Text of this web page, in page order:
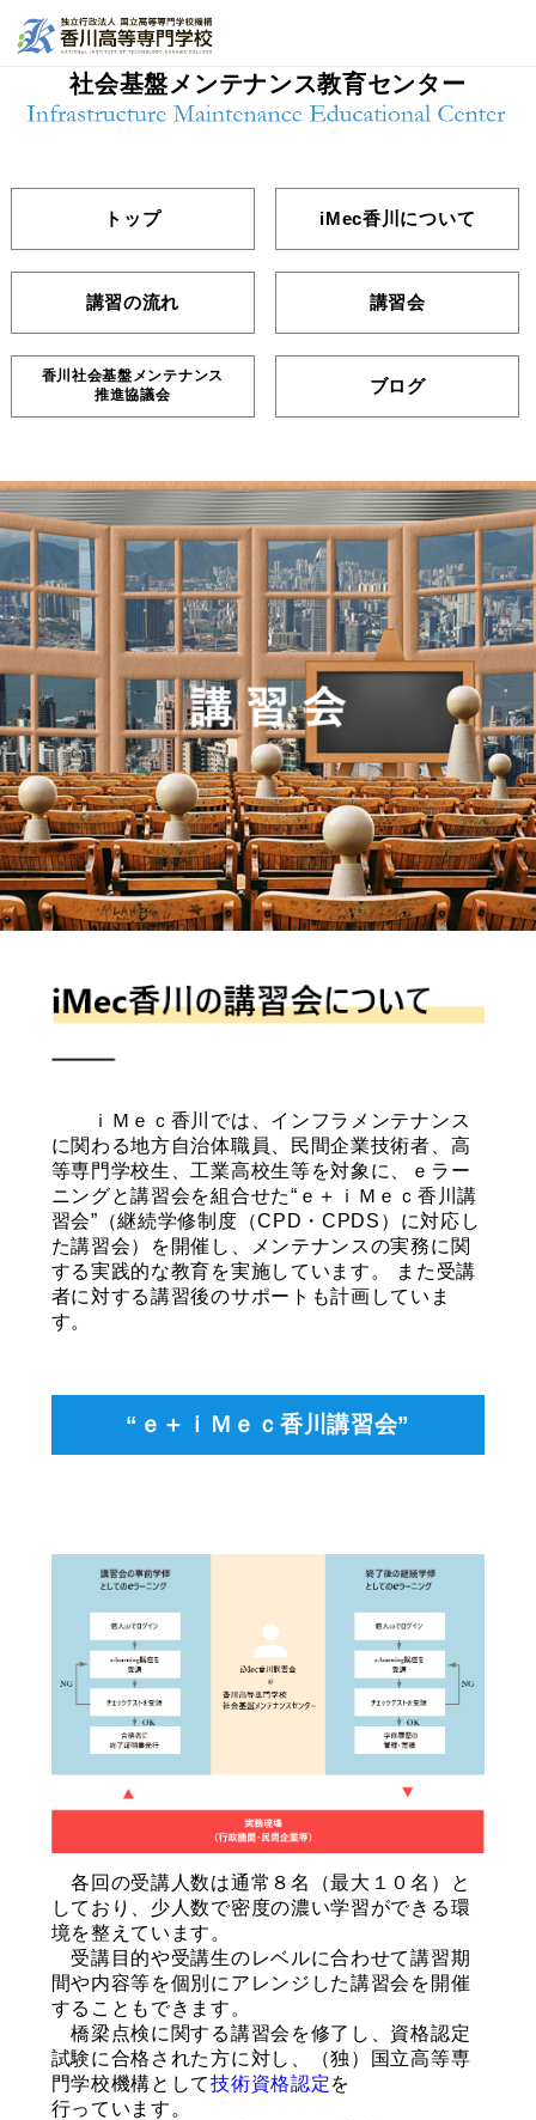
社会基盤メンテナンス教育センター
トップ iMec香川について
講習の流れ 講習会
香川社会基盤メンテナンス
推進協議会
ブログ
ｉＭｅｃ香川では、インフラメンテナンス
に関わる地方自治体職員、民間企業技術者、高
等専門学校生、工業高校生等を対象に、ｅラー
ニングと講習会を組合せた“ｅ＋ｉＭｅｃ香川講
習会”（継続学修制度（CPD・CPDS）に対応し
た講習会）を開催し、メンテナンスの実務に関
する実践的な教育を実施しています。 また受講
者に対する講習後のサポートも計画していま
す。
“ｅ＋ｉＭｅｃ香川講習会”
各回の受講人数は通常８名（最大１０名）と
しており、少人数で密度の濃い学習ができる環
境を整えています。
受講目的や受講生のレベルに合わせて講習期
間や内容等を個別にアレンジした講習会を開催
することもできます。
橋梁点検に関する講習会を修了し、資格認定
試験に合格された方に対し、（独）国立高等専
門学校機構として技術資格認定を
行っています。